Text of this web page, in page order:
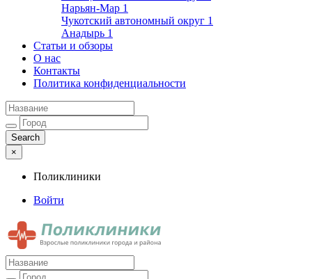
Нарьян-Мар 1
Чукотский автономный округ 1
Анадырь 1
Статьи и обзоры
О нас
Контакты
Политика конфиденциальности
×
Поликлиники
Войти
Поликлиники
Взрослые поликлиники города и района